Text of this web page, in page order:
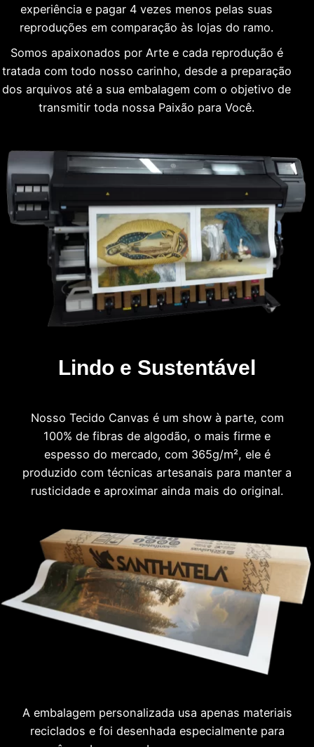
experiência e pagar 4 vezes menos pelas suas
reproduções em comparação às lojas do ramo.
Somos apaixonados por Arte e cada reprodução é
tratada com todo nosso carinho, desde a preparação
dos arquivos até a sua embalagem com o objetivo de
transmitir toda nossa Paixão para Você.
Lindo e Sustentável
Nosso Tecido Canvas é um show à parte, com
100% de fibras de algodão, o mais firme e
espesso do mercado, com 365g/m², ele é
produzido com técnicas artesanais para manter a
rusticidade e aproximar ainda mais do original.
A embalagem personalizada usa apenas materiais
reciclados e foi desenhada especialmente para